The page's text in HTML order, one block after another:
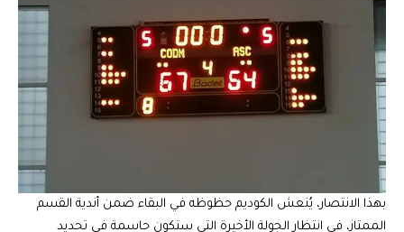
بهذا الانتصار، يُنعش الكوديم حظوظه في البقاء ضمن أندية القسم
الممتاز، في انتظار الجولة الأخيرة التي ستكون حاسمة في تحديد